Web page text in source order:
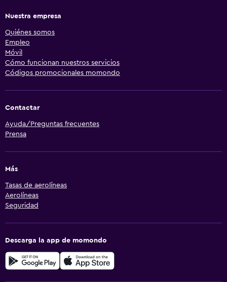
Nuestra empresa
Quiénes somos
Empleo
Móvil
Cómo funcionan nuestros servicios
Códigos promocionales momondo
Contactar
Ayuda/Preguntas frecuentes
Prensa
Más
Tasas de aerolíneas
Aerolíneas
Seguridad
Descarga la app de momondo